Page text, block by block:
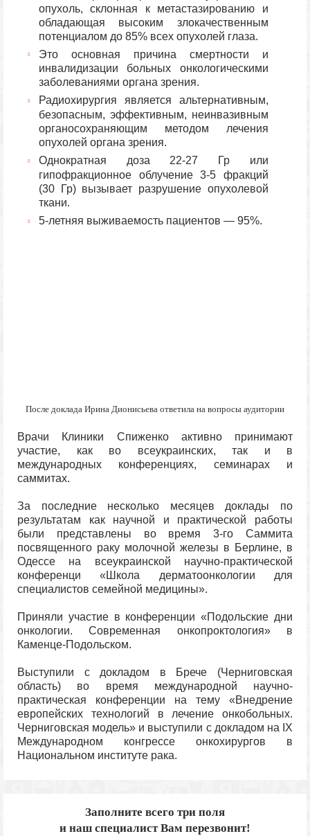
опухоль, склонная к метастазированию и
обладающая высоким злокачественным
потенциалом до 85% всех опухолей глаза.
Это основная причина смертности и
инвалидизации больных онкологическими
заболеваниями органа зрения.
Радиохирургия является альтернативным,
безопасным, эффективным, неинвазивным
органосохраняющим методом лечения
опухолей органа зрения.
Однократная доза 22-27 Гр или
гипофракционное облучение 3-5 фракций
(30 Гр) вызывает разрушение опухолевой
ткани.
5-летняя выживаемость пациентов — 95%.
После доклада Ирина Дионисьева ответила на вопросы аудитории
Врачи Клиники Спиженко активно принимают
участие, как во всеукраинских, так и в
международных конференциях, семинарах и
саммитах.
За последние несколько месяцев доклады по
результатам как научной и практической работы
были представлены во время 3-го Саммита
посвященного раку молочной железы в Берлине, в
Одессе на всеукраинской научно-практической
конференци «Школа дерматоонкологии для
специалистов семейной медицины».
Приняли участие в конференции «Подольские дни
онкологии. Современная онкопроктология» в
Каменце-Подольском.
Выступили с докладом в Брече (Черниговская
область) во время международной научно-
практическая конференции на тему «Внедрение
европейских технологий в лечение онкобольных.
Черниговская модель» и выступили с докладом на IX
Международном конгрессе онкохирургов в
Национальном институте рака.
Заполните всего три поля
и наш специалист Вам перезвонит!